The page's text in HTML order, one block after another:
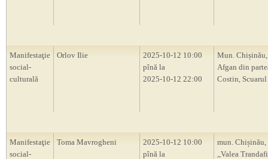
Manifestaţie
social-
culturală
Orlov Ilie
2025-10-12 10:00
pînă la
2025-10-12 22:00
Mun.
Afgan din
Costin,
Manifestaţie
social-
Toma Mavrogheni
2025-10-12 10:00
pînă la
mun. Chișinău,
,,Valea